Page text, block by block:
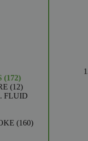
172172
producten
1212
producten
FLUID
160160